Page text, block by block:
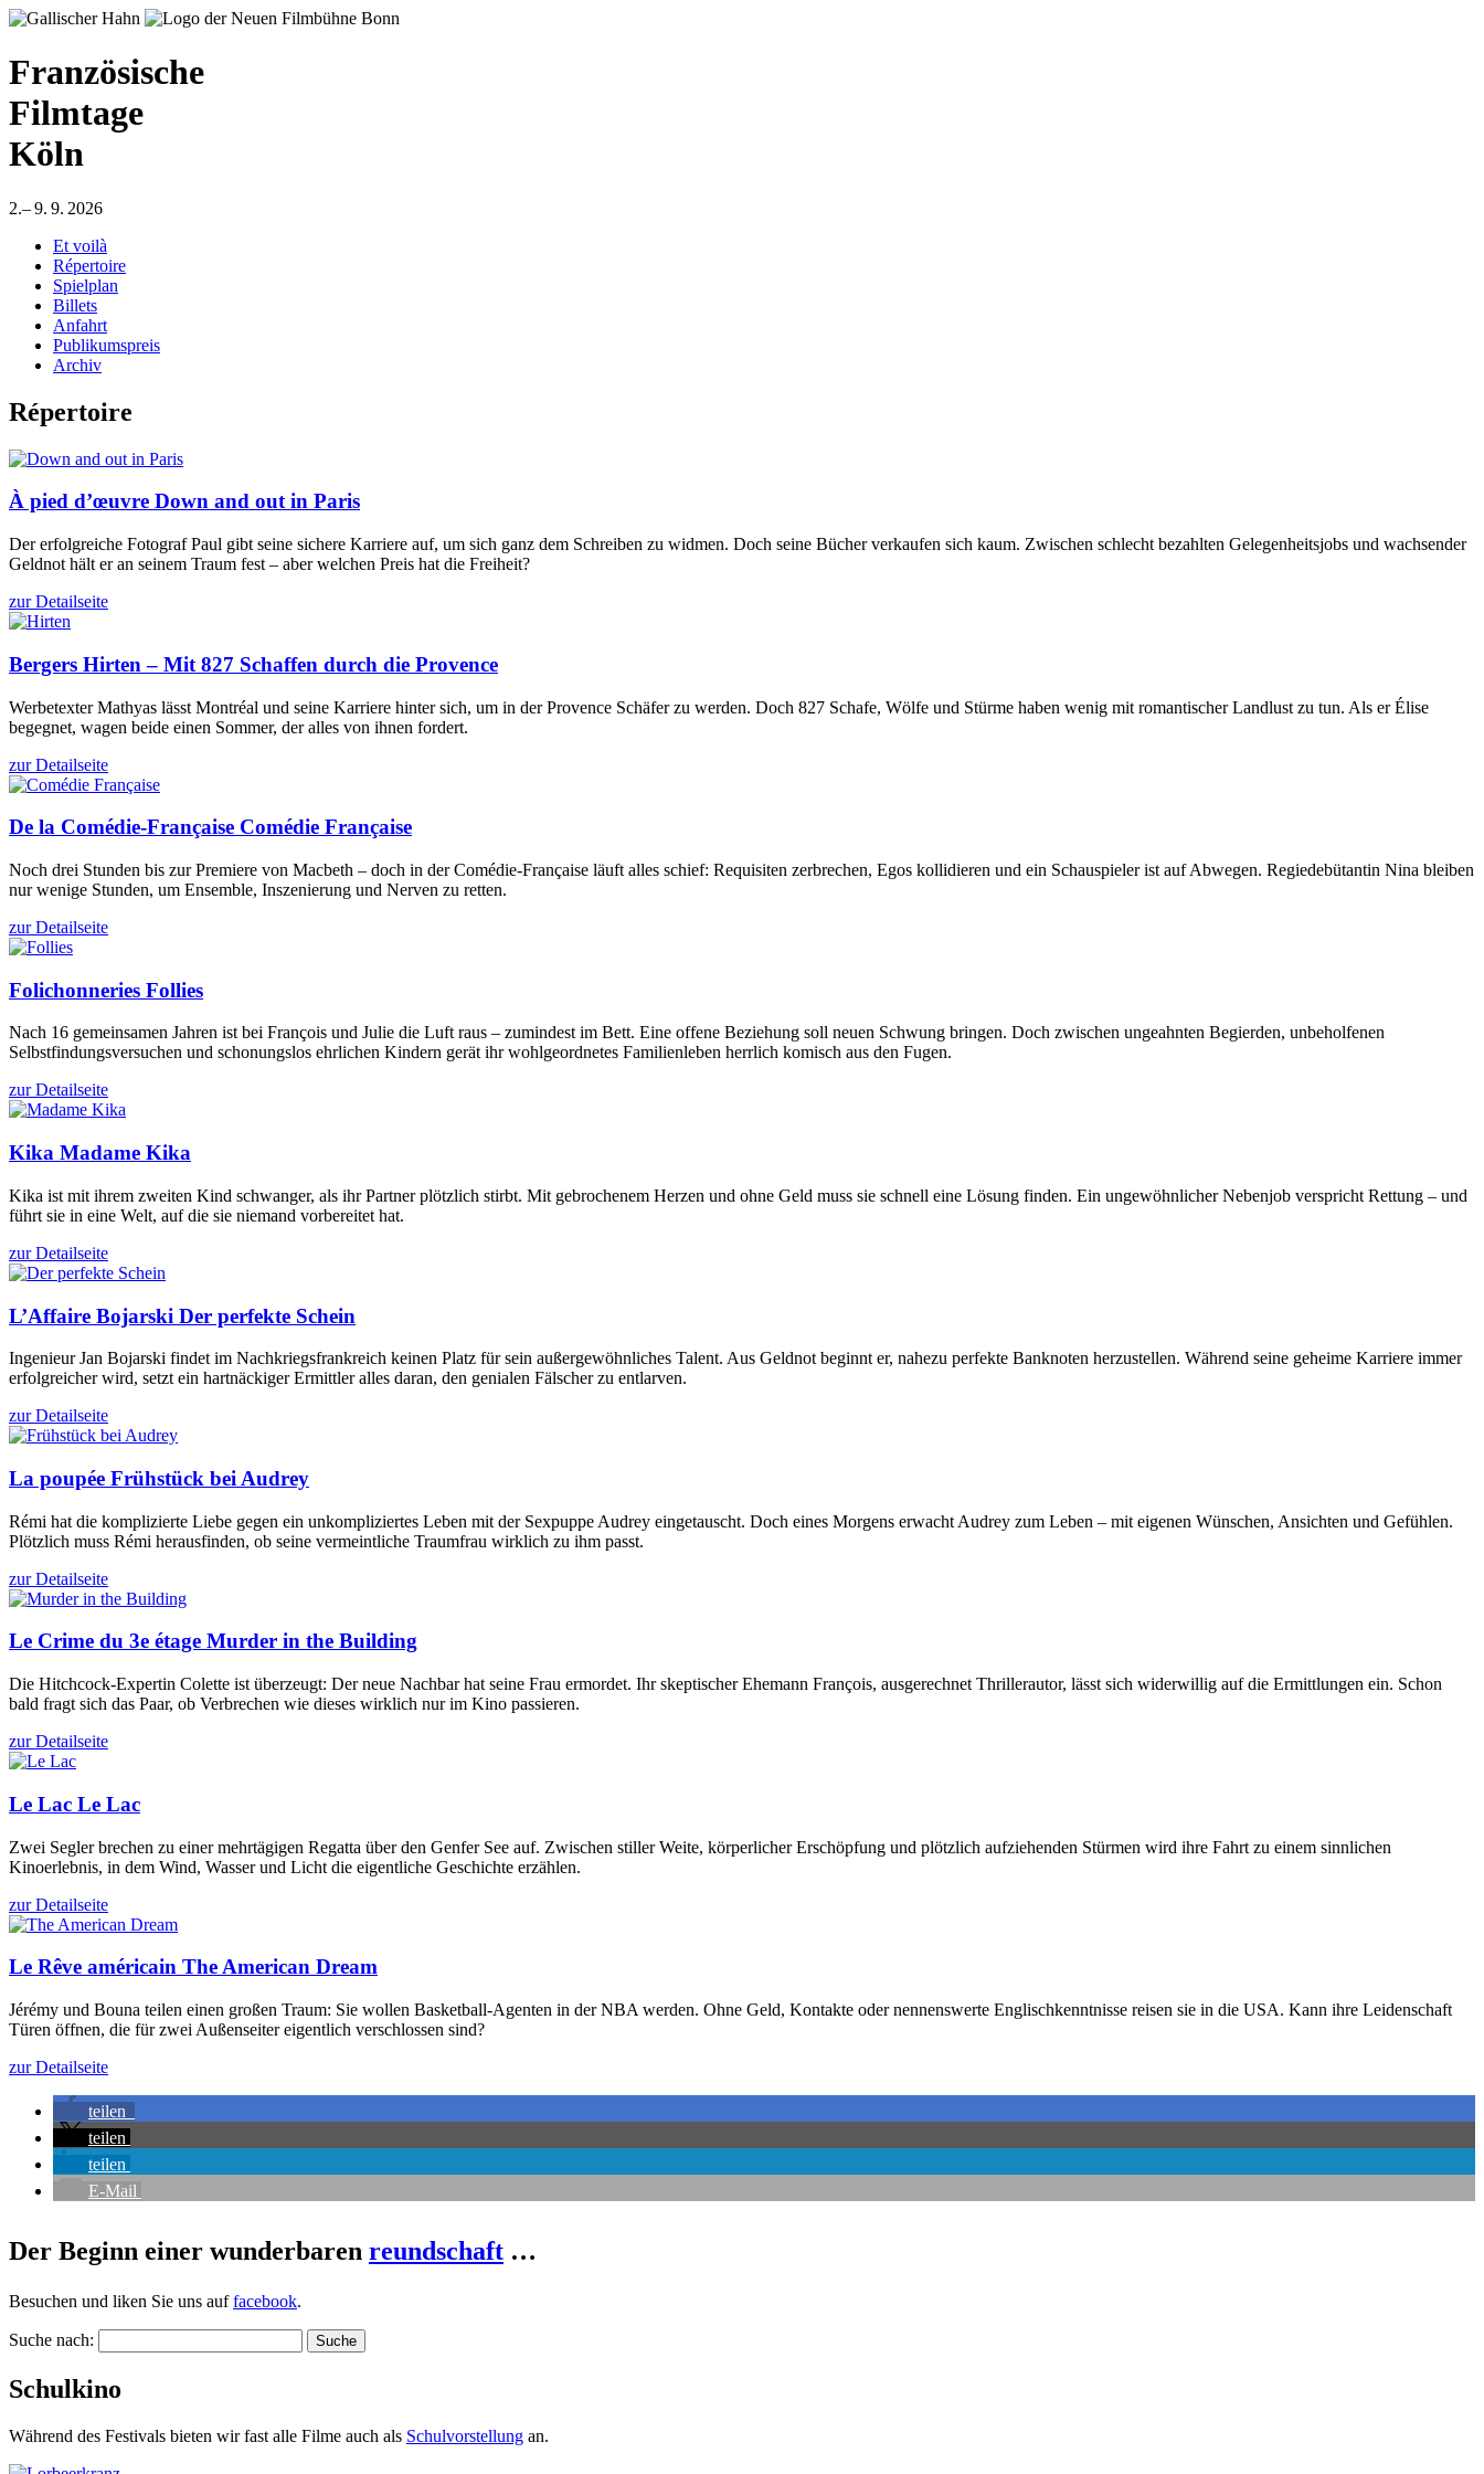
Französische
Filmtage
Köln
2.– 9. 9. 2026
Et voilà
Répertoire
Spielplan
Billets
Anfahrt
Publikumspreis
Archiv
Répertoire
À pied d’œuvre Down and out in Paris
Der erfolgreiche Fotograf Paul gibt seine sichere Karriere auf, um sich ganz dem Schreiben zu widmen. Doch seine Bücher verkaufen sich kaum. Zwischen schlecht bezahlten Gelegenheitsjobs und wachsender
Geldnot hält er an seinem Traum fest – aber welchen Preis hat die Freiheit?
zur Detailseite
Bergers Hirten – Mit 827 Schaffen durch die Provence
Werbetexter Mathyas lässt Montréal und seine Karriere hinter sich, um in der Provence Schäfer zu werden. Doch 827 Schafe, Wölfe und Stürme haben wenig mit romantischer Landlust zu tun. Als er Élise
begegnet, wagen beide einen Sommer, der alles von ihnen fordert.
zur Detailseite
De la Comédie-Française Comédie Française
Noch drei Stunden bis zur Premiere von Macbeth – doch in der Comédie-Française läuft alles schief: Requisiten zerbrechen, Egos kollidieren und ein Schauspieler ist auf Abwegen. Regiedebütantin Nina bleiben
nur wenige Stunden, um Ensemble, Inszenierung und Nerven zu retten.
zur Detailseite
Folichonneries Follies
Nach 16 gemeinsamen Jahren ist bei François und Julie die Luft raus – zumindest im Bett. Eine offene Beziehung soll neuen Schwung bringen. Doch zwischen ungeahnten Begierden, unbeholfenen
Selbstfindungsversuchen und schonungslos ehrlichen Kindern gerät ihr wohlgeordnetes Familienleben herrlich komisch aus den Fugen.
zur Detailseite
Kika Madame Kika
Kika ist mit ihrem zweiten Kind schwanger, als ihr Partner plötzlich stirbt. Mit gebrochenem Herzen und ohne Geld muss sie schnell eine Lösung finden. Ein ungewöhnlicher Nebenjob verspricht Rettung – und
führt sie in eine Welt, auf die sie niemand vorbereitet hat.
zur Detailseite
L’Affaire Bojarski Der perfekte Schein
Ingenieur Jan Bojarski findet im Nachkriegsfrankreich keinen Platz für sein außergewöhnliches Talent. Aus Geldnot beginnt er, nahezu perfekte Banknoten herzustellen. Während seine geheime Karriere immer
erfolgreicher wird, setzt ein hartnäckiger Ermittler alles daran, den genialen Fälscher zu entlarven.
zur Detailseite
La poupée Frühstück bei Audrey
Rémi hat die komplizierte Liebe gegen ein unkompliziertes Leben mit der Sexpuppe Audrey eingetauscht. Doch eines Morgens erwacht Audrey zum Leben – mit eigenen Wünschen, Ansichten und Gefühlen.
Plötzlich muss Rémi herausfinden, ob seine vermeintliche Traumfrau wirklich zu ihm passt.
zur Detailseite
Le Crime du 3e étage Murder in the Building
Die Hitchcock-Expertin Colette ist überzeugt: Der neue Nachbar hat seine Frau ermordet. Ihr skeptischer Ehemann François, ausgerechnet Thrillerautor, lässt sich widerwillig auf die Ermittlungen ein. Schon
bald fragt sich das Paar, ob Verbrechen wie dieses wirklich nur im Kino passieren.
zur Detailseite
Le Lac Le Lac
Zwei Segler brechen zu einer mehrtägigen Regatta über den Genfer See auf. Zwischen stiller Weite, körperlicher Erschöpfung und plötzlich aufziehenden Stürmen wird ihre Fahrt zu einem sinnlichen
Kinoerlebnis, in dem Wind, Wasser und Licht die eigentliche Geschichte erzählen.
zur Detailseite
Le Rêve américain The American Dream
Jérémy und Bouna teilen einen großen Traum: Sie wollen Basketball-Agenten in der NBA werden. Ohne Geld, Kontakte oder nennenswerte Englischkenntnisse reisen sie in die USA. Kann ihre Leidenschaft
Türen öffnen, die für zwei Außenseiter eigentlich verschlossen sind?
zur Detailseite
teilen
teilen
teilen
E-Mail
Der Beginn einer wunderbaren reundschaft …
Besuchen und liken Sie uns auffacebook.
Suche nach:
Schulkino
Während des Festivals bieten wir fast alle Filme auch als Schul­vor­stellung an.